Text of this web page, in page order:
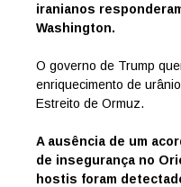
iranianos
Washington.
O governo de Trump
enriquecimento de
Estreito de Ormuz.
A ausência de um
de insegurança no
hostis foram